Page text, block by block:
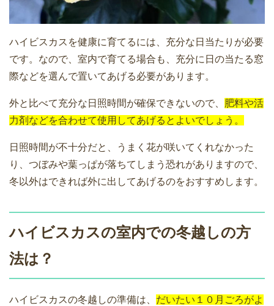
ハイビスカスを健康に育てるには、充分な日当たりが必要
です。なので、室内で育てる場合も、充分に日の当たる窓
際などを選んで置いてあげる必要があります。
外と比べて充分な日照時間が確保できないので、 肥料や活
力剤などを合わせて使用してあげるとよいでしょう。
日照時間が不十分だと、うまく花が咲いてくれなかった
り、つぼみや葉っぱが落ちてしまう恐れがありますので、
冬以外はできれば外に出してあげるのをおすすめします。
ハイビスカスの室内での冬越しの方
法は？
ハイビスカスの冬越しの準備は、 だいたい１０月ごろがよ